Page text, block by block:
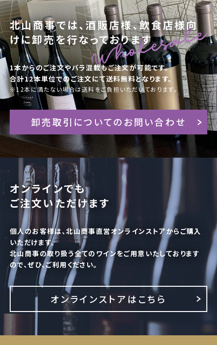
北山商事では、酒販店様、飲食店様向
けに卸売を行なっております
1本からのご注文やバラ混載もご注文が可能です。
合計12本単位でのご注文にて送料無料となります。
※12本に満たない場合は送料をご負担いただいております。
卸売取引についてのお問い合わせ
オンラインでも
ご注文いただけます
個人のお客様は、北山商事直営オンラインストアからご購入
いただけます。
北山商事の取り扱う全てのワインをご用意いたしております
ので、ぜひ、ご利用ください。
オンラインストアはこちら